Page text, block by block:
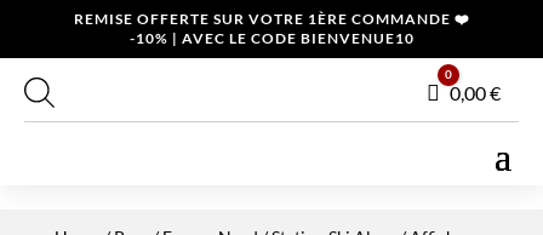
REMISE OFFERTE SUR VOTRE 1ÈRE COMMANDE ❤️
-10% | AVEC LE CODE BIENVENUE10
Panier
0
0,00€